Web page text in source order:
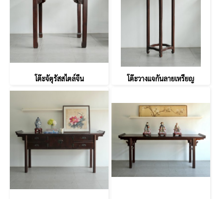
โต๊ะจัตุรัสสไตล์จีน โต๊ะวางแจกันลายเหรียญ